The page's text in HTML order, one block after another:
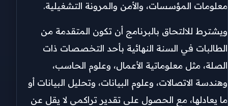
معلومات المؤسسات، والأمن والمرونة التشغيلية.
ويشترط للالتحاق بالبرنامج أن تكون المتقدمة من
الطالبات في السنة النهائية بأحد التخصصات ذات
الصلة، مثل معلوماتية الأعمال، وعلوم الحاسب،
وهندسة الاتصالات، وعلوم البيانات، وتحليل البيانات أو
ما يعادلها، مع الحصول على تقدير تراكمي لا يقل عن